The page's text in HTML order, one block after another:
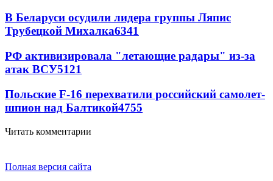
В Беларуси осудили лидера группы Ляпис
Трубецкой Михалка6341
РФ активизировала "летающие радары" из-за
атак ВСУ5121
Польские F-16 перехватили российский самолет-
шпион над Балтикой4755
Читать комментарии
Полная версия сайта